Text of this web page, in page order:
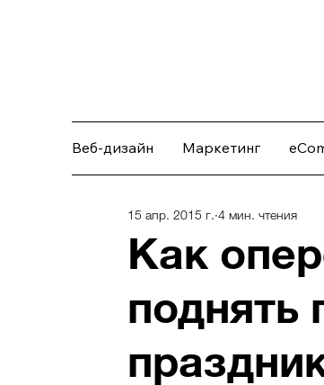
Веб-дизайн Маркетинг
Как
поднять
15 апр. 2015 г. 4 мин. чтения